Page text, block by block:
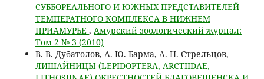
СУББОРЕАЛЬНОГО И ЮЖНЫХ ПРЕДСТАВИТЕЛЕЙ
ТЕМПЕРАТНОГО КОМПЛЕКСА В НИЖНЕМ
ПРИАМУРЬЕ , Амурский зоологический журнал:
Том 2 № 3 (2010)
В. В. Дубатолов, А. Ю. Барма, А. Н. Стрельцов,
ЛИШАЙНИЦЫ (LEPIDOPTERA, ARCTIIDAE,